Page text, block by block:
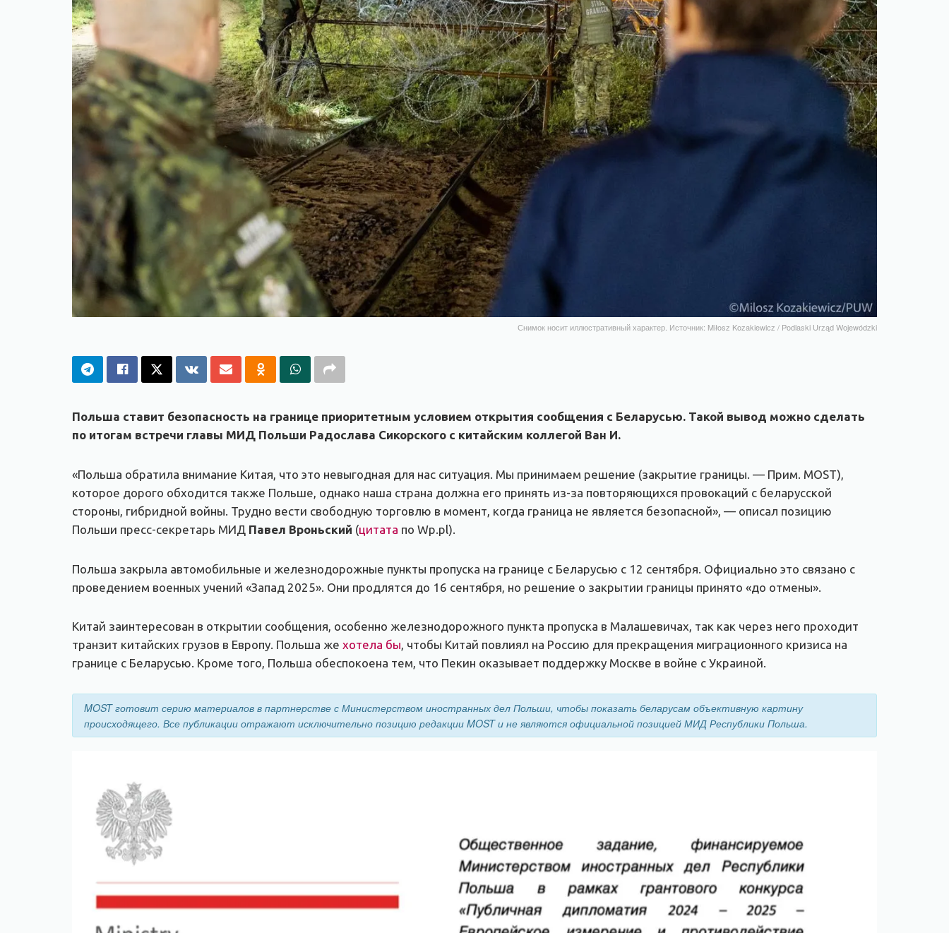
Снимок носит иллюстративный характер. Источник: Miłosz Kozakiewicz / Podlaski Urząd Wojewódzki
Польша ставит безопасность на границе приоритетным условием открытия сообщения с Беларусью. Такой вывод можно сделать
по итогам встречи главы МИД Польши Радослава Сикорского с китайским коллегой Ван И.
«Польша обратила внимание Китая, что это невыгодная для нас ситуация. Мы принимаем решение (закрытие границы. — Прим. MOST),
которое дорого обходится также Польше, однако наша страна должна его принять из-за повторяющихся провокаций с беларусской
стороны, гибридной войны. Трудно вести свободную торговлю в момент, когда граница не является безопасной», — описал позицию
Польши пресс-секретарь МИД Павел Вроньский (цитата по Wp.pl).
Польша закрыла автомобильные и железнодорожные пункты пропуска на границе с Беларусью с 12 сентября. Официально это связано с
проведением военных учений «Запад 2025». Они продлятся до 16 сентября, но решение о закрытии границы принято «до отмены».
Китай заинтересован в открытии сообщения, особенно железнодорожного пункта пропуска в Малашевичах, так как через него проходит
транзит китайских грузов в Европу. Польша же хотела бы, чтобы Китай повлиял на Россию для прекращения миграционного кризиса на
границе с Беларусью. Кроме того, Польша обеспокоена тем, что Пекин оказывает поддержку Москве в войне с Украиной.
MOST готовит серию материалов в партнерстве с Министерством иностранных дел Польши, чтобы показать беларусам объективную картину
происходящего. Все публикации отражают исключительно позицию редакции MOST и не являются официальной позицией МИД Республики Польша.